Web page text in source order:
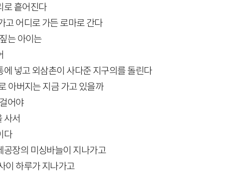
로 흩어진다
고 어디로 가든 로마로 간다
는 아이는
에 넣고 외삼촌이 사다준 지구의를 돌린다
아버지는 지금 가고 있을까
어야
사서
다
공장의 미싱바늘이 지나가고
이 하루가 지나가고